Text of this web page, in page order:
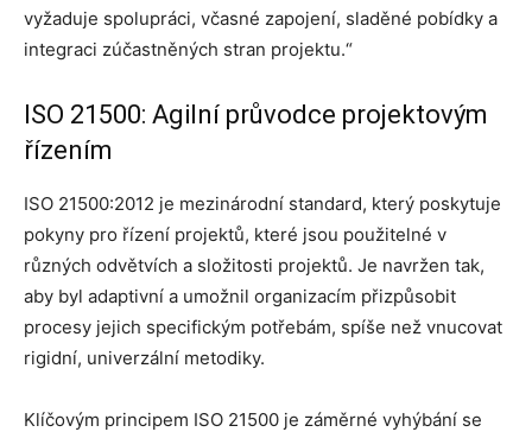
vyžaduje spolupráci, včasné zapojení, sladěné pobídky a
integraci zúčastněných stran projektu.“
ISO 21500: Agilní průvodce projektovým
řízením
ISO 21500:2012 je mezinárodní standard, který poskytuje
pokyny pro řízení projektů, které jsou použitelné v
různých odvětvích a složitosti projektů. Je navržen tak,
aby byl adaptivní a umožnil organizacím přizpůsobit
procesy jejich specifickým potřebám, spíše než vnucovat
rigidní, univerzální metodiky.
Klíčovým principem ISO 21500 je záměrné vyhýbání se